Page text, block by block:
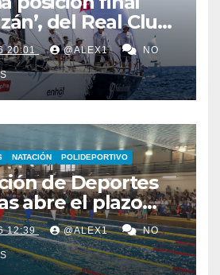
del Real Club
en la
Rey Mapfre
20:01 @ALEX1 NO
NATACIÓN POLIDEPORTIVO
de Deportes
abre el plazo
municipales
para todas las
12:39 @ALEX1 NO